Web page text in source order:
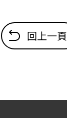
回上一頁